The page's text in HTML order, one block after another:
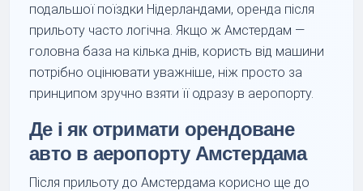
подальшої поїздки Нідерландами, оренда після
прильоту часто логічна. Якщо ж Амстердам —
головна база на кілька днів, користь від машини
потрібно оцінювати уважніше, ніж просто за
принципом зручно взяти її одразу в аеропорту.
Де і як отримати орендоване
авто в аеропорту Амстердама
Після прильоту до Амстердама корисно ще до